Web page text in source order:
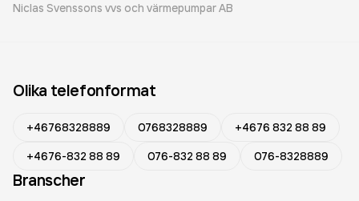
Niclas Svenssons vvs och värmepumpar AB
Olika telefonformat
+46768328889 0768328889
+4676 832 88 89
+4676-832 88 89
076-832 88 89 076-8328889
Branscher